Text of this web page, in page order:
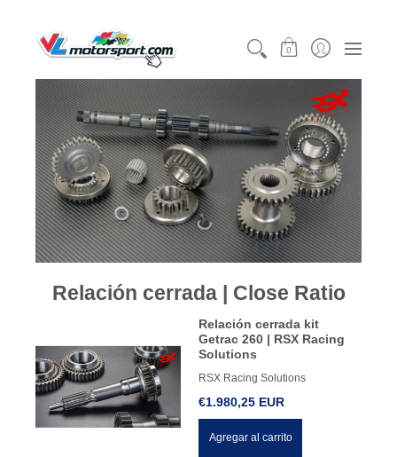
0
Relación cerrada | Close Ratio
Relación cerrada kit
Getrac 260 | RSX Racing
Solutions
RSX Racing Solutions
€1.980,25 EUR
Agregar al carrito